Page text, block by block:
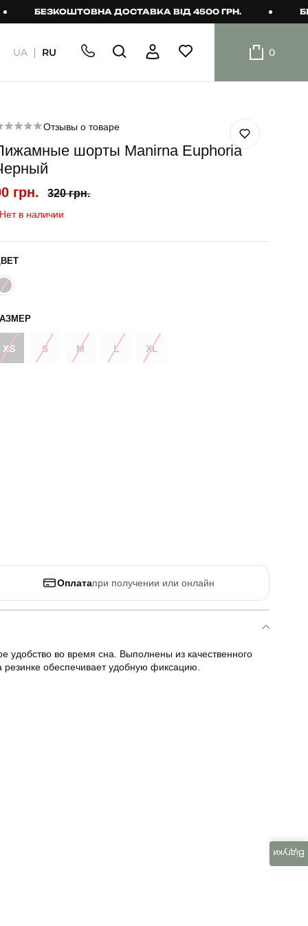
БЕЗКОШТОВНА ДОСТАВКА ВІД 4500 ГРН.
шорти
Шорти
UA RU 0
Отзывы о товаре
шорты Manirna Euphoria
грн. 320 грн.
Нет в наличии
XS S M L XL
Оплатапри получении или онлайн
во время сна. Выполнены из качественного
обеспечивает удобную фиксацию.
Відгуки